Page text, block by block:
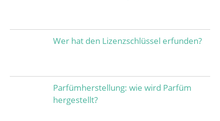
Wer hat den Lizenzschlüssel erfunden?
Parfümherstellung: wie wird Parfüm
hergestellt?